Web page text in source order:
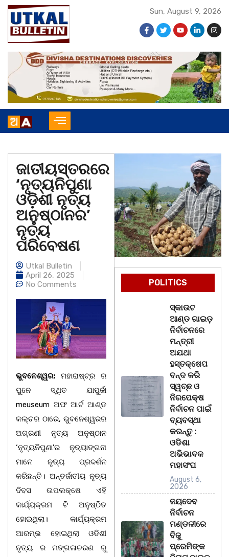
Sun, August 9, 2026
ଜାତୀୟସ୍ତରରେ
‘ନୃତ୍ୟନିପୁଣା
ଓଡ଼ିଶୀ ନୃତ୍ୟ
ଅନୁଷ୍ଠାନର’
ନୃତ୍ୟ
ପରିବେଷଣ
Utkal Bulletin
April 26, 2025
No Comments
ଭୁବନେଶ୍ୱର: ମହାରାଷ୍ଟ୍ର ର
ପୁନେ ସ୍ଥିତ ଯାପୁର୍ଜା
meuseum ଅଫ ଆର୍ଟ ଆଣ୍ଡ
କଲ୍ଚର ଠାରେ, ଭୁବନେଶ୍ୱରର
ଅଗ୍ରଣୀ ନୃତ୍ୟ ଅନୁଷ୍ଠାନ
‘ନୃତ୍ୟନିପୁଣା’ର ନୃତ୍ୟାଙ୍ଗନା
ମାନେ ନୃତ୍ୟ ପ୍ରଦର୍ଶନ
କରିଛନ୍ତି। ଅନ୍ତର୍ଜାତୀୟ ନୃତ୍ୟ
ଦିବସ ଉପଲକ୍ଷେ ଏହି
କାର୍ଯ୍ୟକ୍ରମ ଟି ଅନୁଷ୍ଠିତ
ହୋଇଥିଲା। କାର୍ଯ୍ୟକ୍ରମ
ଆରମ୍ଭ ହୋଇଥିଲା ଓଡିଶୀ
ନୃତ୍ୟ ର ମଙ୍ଗଳାଚରଣ ରୁ
POLITICS
ସ୍କାଉଟ
ଆଣ୍ଡ ଗାଇଡ଼
ନିର୍ବାଚନରେ
ମନ୍ତ୍ରୀ
ଅଯଥା
ହସ୍ତକ୍ଷେପ
ବନ୍ଦ କରି
ସ୍ୱଚ୍ଛ ଓ
ନିରପେକ୍ଷ
ନିର୍ବାଚନ ପାଇଁ
ବ୍ୟବସ୍ଥା
କରନ୍ତୁ :
ଓଡିଶା
ଅଭିଭାବକ
ମହାସଂଘ
August 6,
2026
ଜୟଦେବ
ନିର୍ବାଚନ
ମଣ୍ଡଳୀରେ
ବିଜୁ
ପ୍ରେମିଙ୍କ